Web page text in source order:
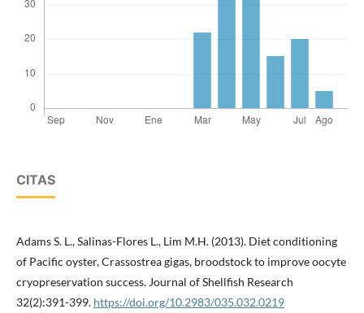
CITAS
Adams S. L., Salinas-Flores L., Lim M.H. (2013). Diet conditioning
of Pacific oyster, Crassostrea gigas, broodstock to improve oocyte
cryopreservation success. Journal of Shellfish Research
32(2):391-399. https://doi.org/10.2983/035.032.0219